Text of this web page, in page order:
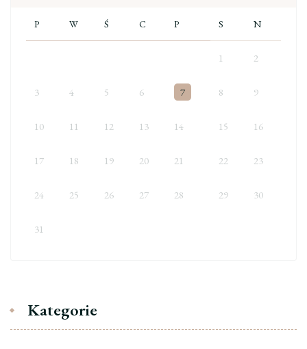
P W Ś C P S N
1 2
3 4 5 6 7 8 9
10 11 12 13 14 15 16
17 18 19 20 21 22 23
24 25 26 27 28 29 30
31
Kategorie